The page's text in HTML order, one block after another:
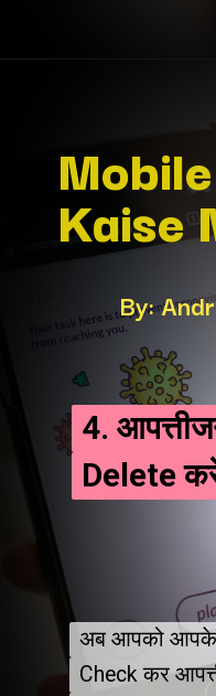
Kaise
By:
अब आपको आपके
Check कर
अब आपको आपके
Check कर
4.
Delete
4.
Delete